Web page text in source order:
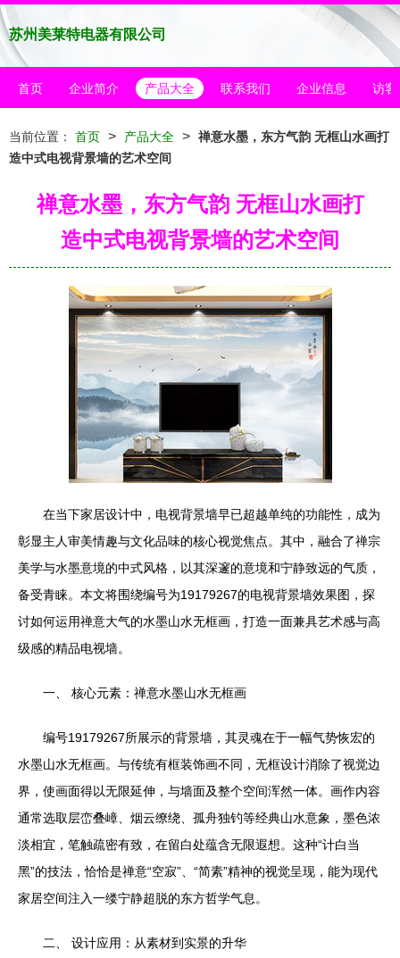
苏州美莱特电器有限公司
首页 企业简介 产品大全 联系我们 企业信息 访客
当前位置： 首页 > 产品大全 > 禅意水墨，东方气韵 无框山水画打
造中式电视背景墙的艺术空间
禅意水墨，东方气韵 无框山水画打
造中式电视背景墙的艺术空间
在当下家居设计中，电视背景墙早已超越单纯的功能性，成为
彰显主人审美情趣与文化品味的核心视觉焦点。其中，融合了禅宗
美学与水墨意境的中式风格，以其深邃的意境和宁静致远的气质，
备受青睐。本文将围绕编号为19179267的电视背景墙效果图，探
讨如何运用禅意大气的水墨山水无框画，打造一面兼具艺术感与高
级感的精品电视墙。
一、 核心元素：禅意水墨山水无框画
编号19179267所展示的背景墙，其灵魂在于一幅气势恢宏的
水墨山水无框画。与传统有框装饰画不同，无框设计消除了视觉边
界，使画面得以无限延伸，与墙面及整个空间浑然一体。画作内容
通常选取层峦叠嶂、烟云缭绕、孤舟独钓等经典山水意象，墨色浓
淡相宜，笔触疏密有致，在留白处蕴含无限遐想。这种“计白当
黑”的技法，恰恰是禅意“空寂”、“简素”精神的视觉呈现，能为现代
家居空间注入一缕宁静超脱的东方哲学气息。
二、 设计应用：从素材到实景的升华